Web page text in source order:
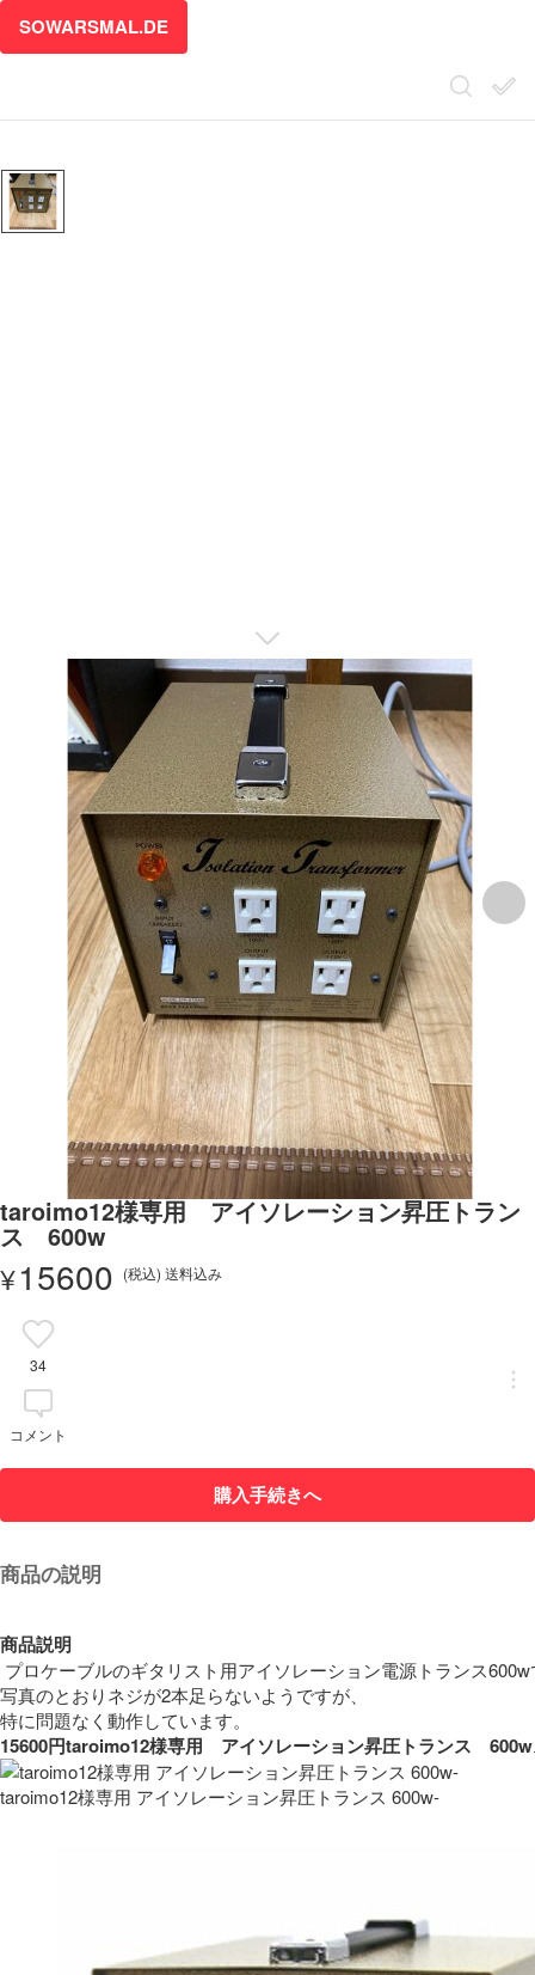
SOWARSMAL.DE
taroimo12様専用 アイソレーション昇圧トラン
ス 600w
¥15600 (税込) 送料込み
34
コメント
購入手続きへ
商品の説明
商品説明
プロケーブルのギタリスト用アイソレーション電源トランス
写真のとおりネジが2本足らないようですが、
15600円taroimo12様専用　アイソレーション昇圧トランス　
taroimo12様専用 アイソレーション昇圧トランス 600w-